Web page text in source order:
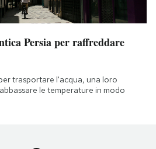
Persia per raffreddare
trasportare l'acqua, una loro
le temperature in modo